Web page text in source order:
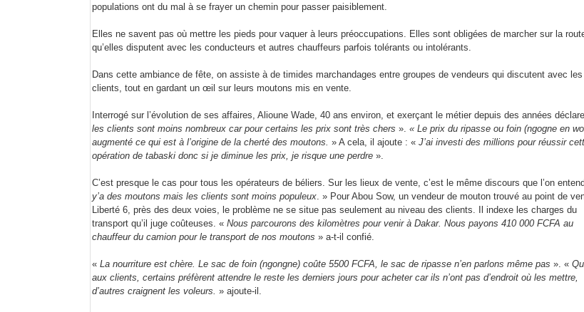
populations ont du mal à se frayer un chemin pour passer paisiblement.
Elles ne savent pas où mettre les pieds pour vaquer à leurs préoccupations. Elles sont obligées de marcher sur la
qu’elles disputent avec les conducteurs et autres chauffeurs parfois tolérants ou intolérants.
Dans cette ambiance de fête, on assiste à de timides marchandages entre groupes de vendeurs qui discutent avec les
clients, tout en gardant un œil sur leurs moutons mis en vente.
Interrogé sur l’évolution de ses affaires, Alioune Wade, 40 ans environ, et exerçant le métier depuis des années
les clients sont moins nombreux car pour certains les prix sont très chers ». « Le prix du ripasse ou foin (ngogne en
augmenté ce qui est à l’origine de la cherté des moutons. » A cela, il ajoute : « J’ai investi des millions pour réussir
opération de tabaski donc si je diminue les prix, je risque une perdre ».
C’est presque le cas pour tous les opérateurs de béliers. Sur les lieux de vente, c’est le même discours que l’on
y’a des moutons mais les clients sont moins populeux. » Pour Abou Sow, un vendeur de mouton trouvé au point de
Liberté 6, près des deux voies, le problème ne se situe pas seulement au niveau des clients. Il indexe les charges du
transport qu’il juge coûteuses. « Nous parcourons des kilomètres pour venir à Dakar. Nous payons 410 000 FCFA au
chauffeur du camion pour le transport de nos moutons » a-t-il confié.
« La nourriture est chère. Le sac de foin (ngongne) coûte 5500 FCFA, le sac de ripasse n’en parlons même pas ». «
aux clients, certains préfèrent attendre le reste les derniers jours pour acheter car ils n’ont pas d’endroit où les mettre,
d’autres craignent les voleurs. » ajoute-il.